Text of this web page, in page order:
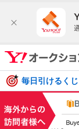
毎日引けるく